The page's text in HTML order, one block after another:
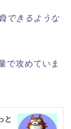
できるような
で攻めていま